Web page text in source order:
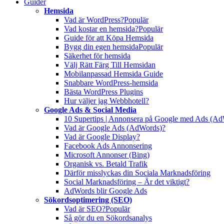
Guider
Hemsida
Vad är WordPress?Populär
Vad kostar en hemsida?Populär
Guide för att Köpa Hemsida
Bygg din egen hemsidaPopulär
Säkerhet för hemsida
Välj Rätt Färg Till Hemsidan
Mobilanpassad Hemsida Guide
Snabbare WordPress-hemsida
Bästa WordPress Plugins
Hur väljer jag Webbhotell?
Google Ads & Social Media
10 Supertips | Annonsera på Google med Ads
Vad är Google Ads (AdWords)?
Vad är Google Display?
Facebook Ads Annonsering
Microsoft Annonser (Bing)
Organisk vs. Betald Trafik
Därför misslyckas din Sociala Marknadsföring
Social Marknadsföring – Är det viktigt?
AdWords blir Google Ads
Sökordsoptimering (SEO)
Vad är SEO?Populär
Så gör du en Sökordsanalys